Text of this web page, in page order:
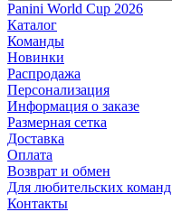
Panini World Cup 2026
Каталог
Команды
Новинки
Распродажа
Персонализация
Информация о заказе
Размерная сетка
Доставка
Оплата
Возврат и обмен
Для любительских команд
Контакты